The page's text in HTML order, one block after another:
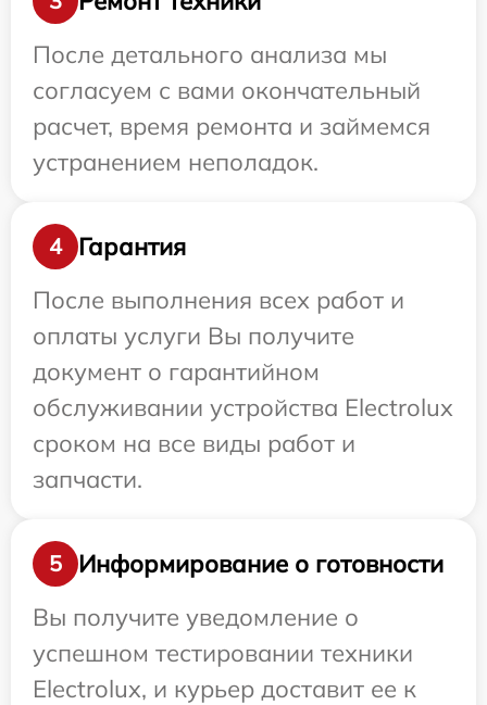
После детального анализа мы
согласуем с вами окончательный
расчет, время ремонта и займемся
устранением неполадок.
4
Гарантия
После выполнения всех работ и
оплаты услуги Вы получите
документ о гарантийном
обслуживании устройства Electrolux
сроком на все виды работ и
запчасти.
5
Информирование о готовности
Вы получите уведомление о
успешном тестировании техники
Electrolux, и курьер доставит ее к